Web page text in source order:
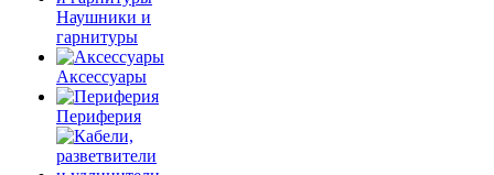
Наушники и
гарнитуры
Аксессуары
Периферия